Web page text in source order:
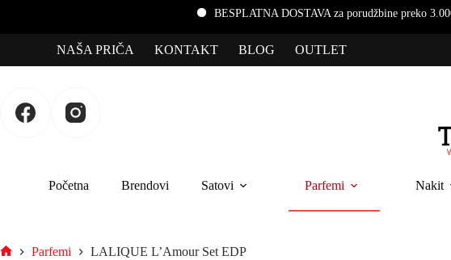
BESPLATNA DOSTAVA za porudžbine preko 3.000 rsd za SATOVE i NAKIT
NAŠA PRIČA KONTAKT BLOG OUTLET
Početna Brendovi Satovi Parfemi Nakit
Parfemi LALIQUE L’Amour Set EDP